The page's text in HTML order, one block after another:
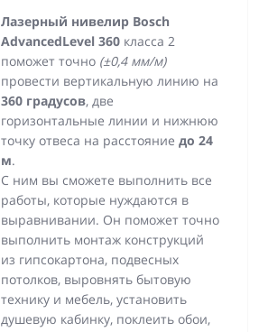
Лазерный нивелир Bosch
AdvancedLevel 360 класса 2
поможет точно (±0,4 мм/м)
провести вертикальную линию на
360 градусов, две
горизонтальные линии и нижнюю
точку отвеса на расстояниедо 24
м.
С ним вы сможете выполнить все
работы, которые нуждаются в
выравнивании. Он поможет точно
выполнить монтаж конструкций
из гипсокартона, подвесных
потолков, выровнять бытовую
технику и мебель, установить
душевую кабинку, поклеить обои,